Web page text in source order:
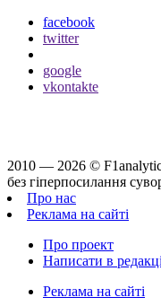
facebook
twitter
google
vkontakte
2010 — 2026 ©
без гіперпосилання
Про нас
Реклама на сайті
Про проект
Написати в
Реклама на сайті